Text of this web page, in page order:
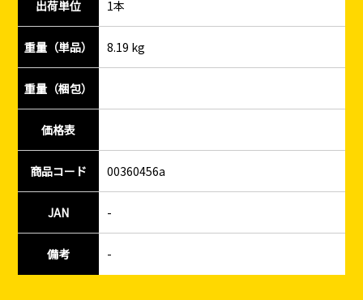
出荷単位 1本
重量（単品） 8.19 kg
重量（梱包）
価格表
商品コード 00360456a
JAN -
備考 -